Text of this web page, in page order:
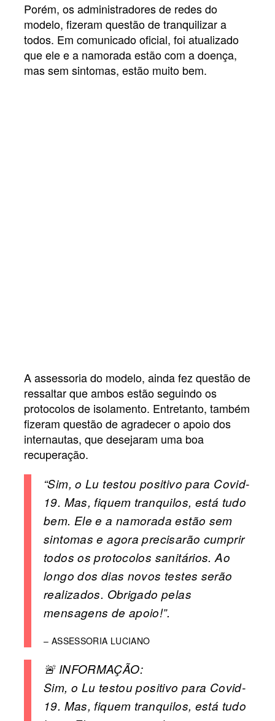
Porém, os administradores de redes do
modelo, fizeram questão de tranquilizar a
todos. Em comunicado oficial, foi atualizado
que ele e a namorada estão com a doença,
mas sem sintomas, estão muito bem.
A assessoria do modelo, ainda fez questão de
ressaltar que ambos estão seguindo os
protocolos de isolamento. Entretanto, também
fizeram questão de agradecer o apoio dos
internautas, que desejaram uma boa
recuperação.
“Sim, o Lu testou positivo para Covid-
19. Mas, fiquem tranquilos, está tudo
bem. Ele e a namorada estão sem
sintomas e agora precisarão cumprir
todos os protocolos sanitários. Ao
longo dos dias novos testes serão
realizados. Obrigado pelas
mensagens de apoio!”.
– ASSESSORIA LUCIANO
🚨 INFORMAÇÃO:
Sim, o Lu testou positivo para Covid-
19. Mas, fiquem tranquilos, está tudo